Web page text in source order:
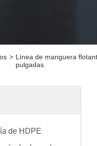
> Línea de manguera
pulgadas
de HDPE